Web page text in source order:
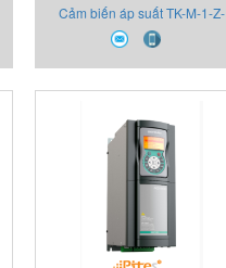
Cảm biến áp suất TK-M-1-Z-
B06U-M-V 2130X000X00 Thiết
bị Gefran